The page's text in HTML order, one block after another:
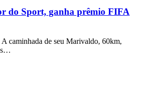
do Sport, ganha prêmio FIFA
caminhada de seu Marivaldo, 60km,